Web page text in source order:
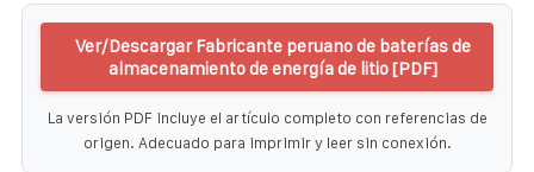
Ver/Descargar Fabricante peruano de baterías de
almacenamiento de energía de litio [PDF]
La versión PDF incluye el artículo completo con referencias de
origen. Adecuado para imprimir y leer sin conexión.